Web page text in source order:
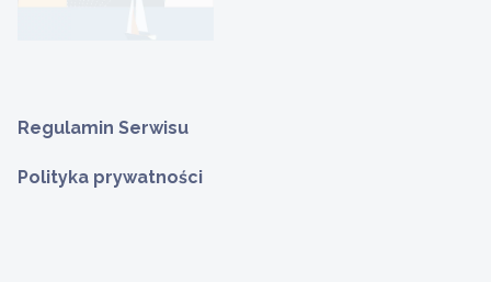
Regulamin Serwisu
Polityka prywatności